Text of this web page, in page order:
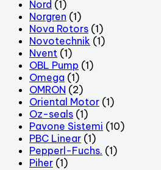
Nord (1)
Norgren (1)
Nova Rotors (1)
Novotechnik (1)
Nvent (1)
OBL Pump (1)
Omega (1)
OMRON (2)
Oriental Motor (1)
Oz-seals (1)
Pavone Sistemi (10)
PBC Linear (1)
Pepperl-Fuchs. (1)
Piher (1)